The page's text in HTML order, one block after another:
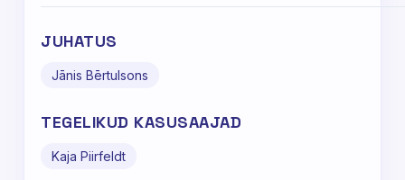
JUHATUS
Jānis Bērtulsons
TEGELIKUD KASUSAAJAD
Kaja Piirfeldt